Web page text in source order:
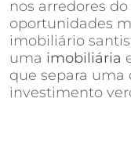
nos arredores
oportunidades
imobiliário
uma imobiliária
que separa
investimento